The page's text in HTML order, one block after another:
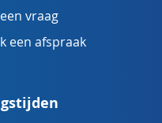
vraag
een afspraak